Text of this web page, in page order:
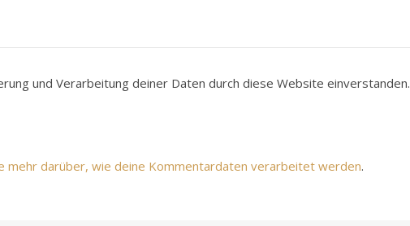
und Verarbeitung deiner Daten durch diese Website einverstanden.
mehr darüber, wie deine Kommentardaten verarbeitet werden.